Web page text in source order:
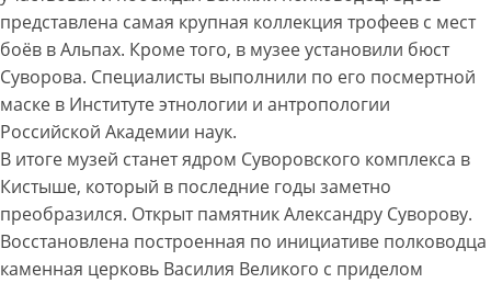
представлена самая крупная коллекция трофеев с мест
боёв в Альпах. Кроме того, в музее установили бюст
Суворова. Специалисты выполнили по его посмертной
маске в Институте этнологии и антропологии
Российской Академии наук.
В итоге музей станет ядром Суворовского комплекса в
Кистыше, который в последние годы заметно
преобразился. Открыт памятник Александру Суворову.
Восстановлена построенная по инициативе полководца
каменная церковь Василия Великого с приделом